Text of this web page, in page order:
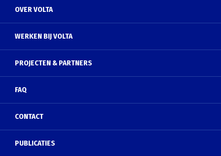
OVER VOLTA
WERKEN BIJ VOLTA
PROJECTEN & PARTNERS
FAQ
CONTACT
PUBLICATIES